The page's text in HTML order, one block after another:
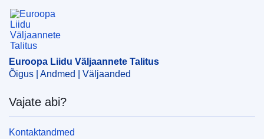
ühisettevõte
üldeelarve (EL)
CELEX : 52020BP1915
ELI : res/2020/1915/oj
Euroopa Liidu Väljaannete Talitus
Euroopa Liidu Väljaannete Talitus
Õigus | Andmed | Väljaanded
Vajate abi?
Kontaktandmed